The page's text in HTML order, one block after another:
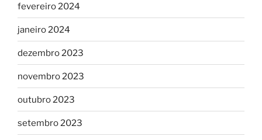
fevereiro 2024
janeiro 2024
dezembro 2023
novembro 2023
outubro 2023
setembro 2023